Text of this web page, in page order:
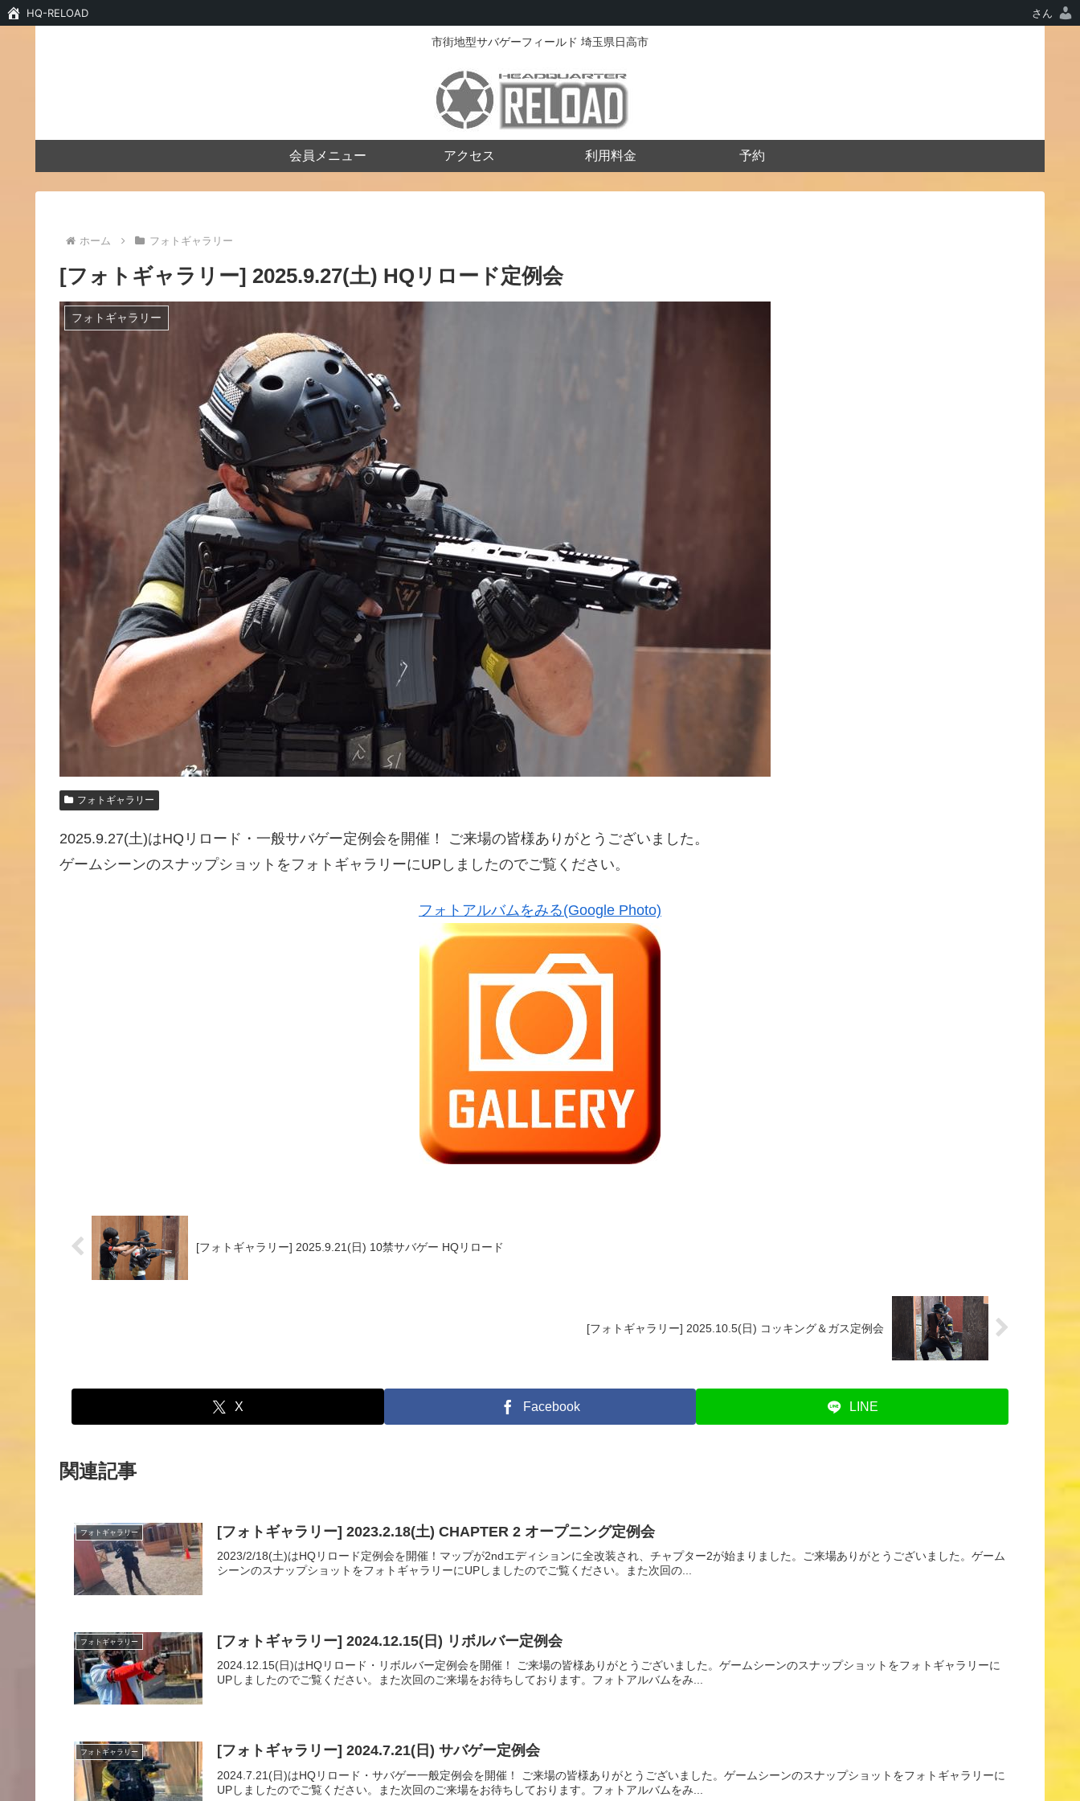
さん
HQ-RELOAD
市街地型サバゲーフィールド 埼玉県日高市
会員メニュー アクセス 利用料金 予約
ホーム フォトギャラリー
[フォトギャラリー] 2025.9.27(土) HQリロード定例会
フォトギャラリー
フォトギャラリー
2025.9.27(土)はHQリロード・一般サバゲー定例会を開催！ ご来場の皆様ありがとうございました。
ゲームシーンのスナップショットをフォトギャラリーにUPしましたのでご覧ください。
フォトアルバムをみる(Google Photo)
[フォトギャラリー] 2025.9.21(日) 10禁サバゲー HQリロード
[フォトギャラリー] 2025.10.5(日) コッキング＆ガス定例会
X Facebook LINE
関連記事
フォトギャラリー [フォトギャラリー] 2023.2.18(土) CHAPTER 2 オープニング定例会
2023/2/18(土)はHQリロード定例会を開催！マップが2ndエディションに全改装され、チャプター2が始まりました。ご来場ありがとうございました。ゲーム
シーンのスナップショットをフォトギャラリーにUPしましたのでご覧ください。また次回の...
フォトギャラリー [フォトギャラリー] 2024.12.15(日) リボルバー定例会
2024.12.15(日)はHQリロード・リボルバー定例会を開催！ ご来場の皆様ありがとうございました。ゲームシーンのスナップショットをフォトギャラリーに
UPしましたのでご覧ください。また次回のご来場をお待ちしております。フォトアルバムをみ...
フォトギャラリー [フォトギャラリー] 2024.7.21(日) サバゲー定例会
2024.7.21(日)はHQリロード・サバゲー一般定例会を開催！ ご来場の皆様ありがとうございました。ゲームシーンのスナップショットをフォトギャラリーに
UPしましたのでご覧ください。また次回のご来場をお待ちしております。フォトアルバムをみ...